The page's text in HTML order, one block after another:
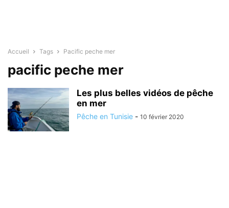
Accueil Tags Pacific peche mer
pacific peche mer
Les plus belles vidéos de pêche
en mer
Pêche en Tunisie - 10 février 2020